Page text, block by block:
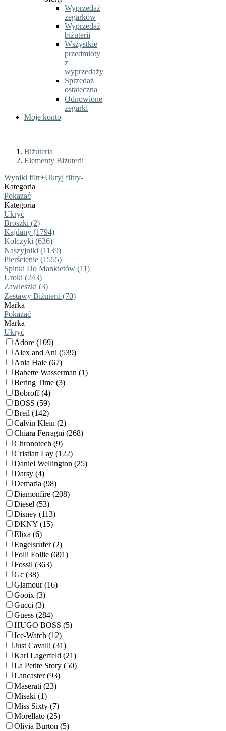
Wyprzedaż
zegarków
Wyprzedaż
biżuterii
Wszystkie
przedmioty
z
wyprzedaży
Sprzedaż
ostateczna
Odnowione
zegarki
Moje konto
Biżuteria
Elementy Biżuterii
Wyniki filtr+Ukryj filtry-
Kategoria
Pokazać
Kategoria
Ukryć
Broszki (2)
Kajdany (1794)
Kolczyki (636)
Naszyjniki (1139)
Pierścienie (1555)
Spinki Do Mankietów (11)
Uroki (243)
Zawieszki (3)
Zestawy Biżuterii (70)
Marka
Pokazać
Marka
Ukryć
Adore (109)
Alex and Ani (539)
Ania Haie (67)
Babette Wasserman (1)
Bering Time (3)
Bobroff (4)
BOSS (59)
Breil (142)
Calvin Klein (2)
Chiara Ferragni (268)
Chronotech (9)
Cristian Lay (122)
Daniel Wellington (25)
Darsy (4)
Demaria (98)
Diamonfire (208)
Diesel (53)
Disney (113)
DKNY (15)
Elixa (6)
Engelsrufer (2)
Folli Follie (691)
Fossil (363)
Gc (38)
Glamour (16)
Gooix (3)
Gucci (3)
Guess (284)
HUGO BOSS (5)
Ice-Watch (12)
Just Cavalli (31)
Karl Lagerfeld (21)
La Petite Story (50)
Lancaster (93)
Maserati (23)
Misaki (1)
Miss Sixty (7)
Morellato (25)
Olivia Burton (5)